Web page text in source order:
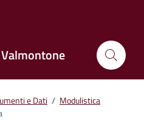
e Dati / Modulistica